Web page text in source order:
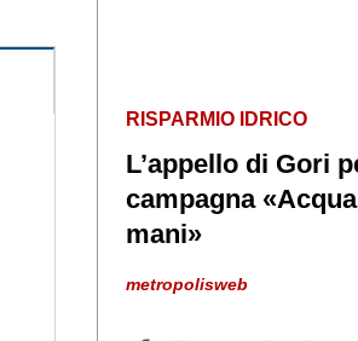
RISPARMIO IDRICO
L’appello di Gori
campagna
mani»
metropolisweb